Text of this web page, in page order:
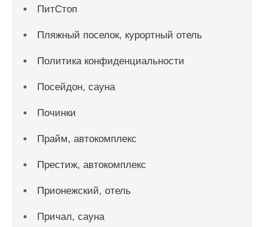
ПитСтоп
Пляжный поселок, курортный отель
Политика конфиденциальности
Посейдон, сауна
Починки
Прайм, автокомплекс
Престиж, автокомплекс
Прионежский, отель
Причал, сауна